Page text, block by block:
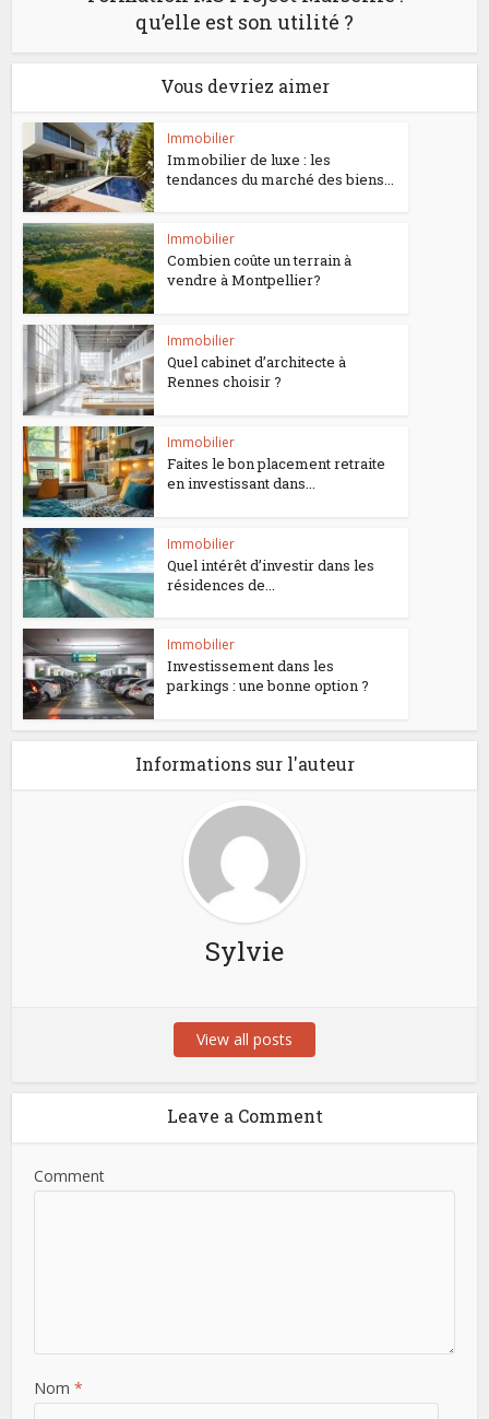
qu’elle est son utilité ?
Vous devriez aimer
Immobilier
Immobilier de luxe : les
tendances du marché des biens...
Immobilier
Combien coûte un terrain à
vendre à Montpellier?
Immobilier
Quel cabinet d’architecte à
Rennes choisir ?
Immobilier
Faites le bon placement retraite
en investissant dans...
Immobilier
Quel intérêt d’investir dans les
résidences de...
Immobilier
Investissement dans les
parkings : une bonne option ?
Informations sur l'auteur
Sylvie
View all posts
Leave a Comment
Comment
Nom*